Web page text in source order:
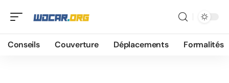
Conseils Couverture Déplacements Formalités